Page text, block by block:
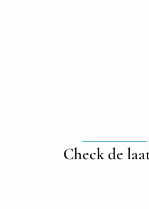
Check de